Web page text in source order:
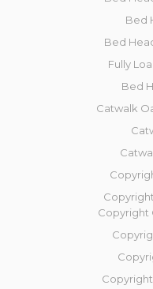
Bed
Bed
Fully
Bed
Catwalk
Copyright